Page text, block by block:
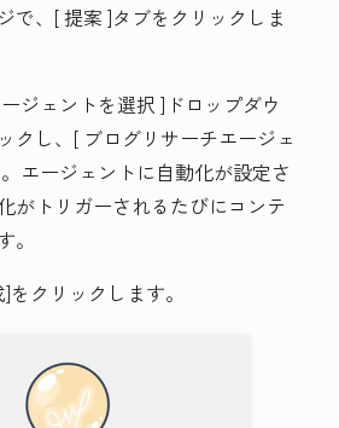
で、[提案 ]タブをクリックしま
ジェントを選択 ]ドロップダウ
クし、[ ブログリサーチエージェ
エージェントに自動化が設定さ
がトリガーされるたびにコンテ
。
]をクリックします。